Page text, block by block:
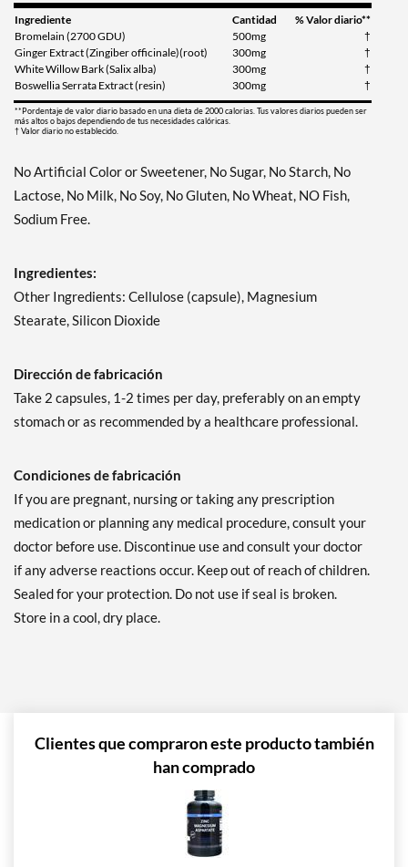
Ingrediente Cantidad
% Valor diario**
Bromelain (2700 GDU)
500mg
†
Ginger Extract (Zingiber officinale)(root)
300mg
†
White Willow Bark (Salix alba)
300mg
†
Boswellia Serrata Extract (resin)
300mg †
**Pordentaje de valor diario basado en una dieta de 2000 calorias. Tus valores diarios pueden ser
más altos o bajos dependiendo de tus necesidades calóricas.
† Valor diario no establecido.
No Artificial Color or Sweetener, No Sugar, No Starch, No
Lactose, No Milk, No Soy, No Gluten, No Wheat, NO Fish,
Sodium Free.
Ingredientes:
Other Ingredients: Cellulose (capsule), Magnesium
Stearate, Silicon Dioxide
Dirección de fabricación
Take 2 capsules, 1-2 times per day, preferably on an empty
stomach or as recommended by a healthcare professional.
Condiciones de fabricación
If you are pregnant, nursing or taking any prescription
medication or planning any medical procedure, consult your
doctor before use. Discontinue use and consult your doctor
if any adverse reactions occur. Keep out of reach of children.
Sealed for your protection. Do not use if seal is broken.
Store in a cool, dry place.
Clientes que compraron este producto también
han comprado